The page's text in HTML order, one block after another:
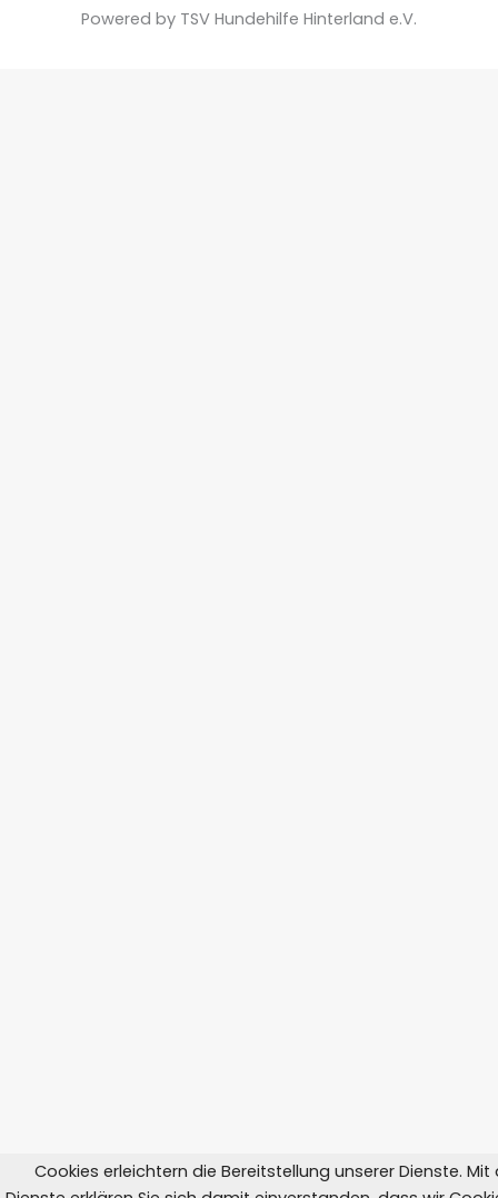
Powered by TSV Hundehilfe Hinterland e.V.
Cookies erleichtern die Bereitstellung unserer Dienste. Mit